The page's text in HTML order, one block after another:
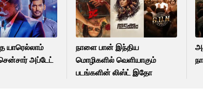
யாரெல்லாம்
அப்டேட்
நாளை பான் இந்திய
மொழிகளில் வெளியாகும்
படங்களின் லிஸ்ட் இதோ